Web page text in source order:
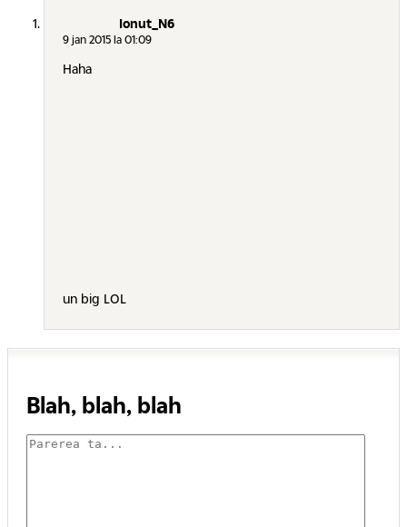
Ionut_N6
9 jan 2015 la 01:09
Haha
un big LOL
Blah, blah, blah